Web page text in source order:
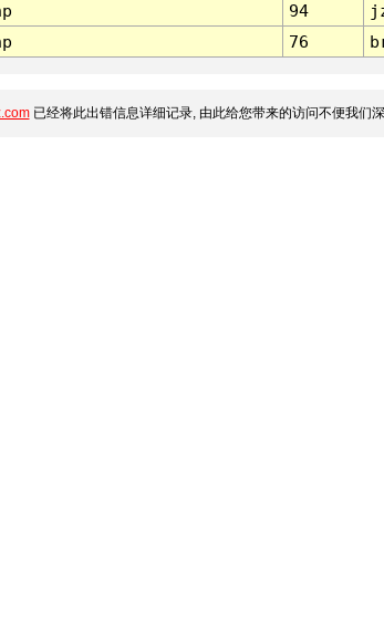
94
76
已经将此出错信息详细记录, 由此给您带来的访问不便我们